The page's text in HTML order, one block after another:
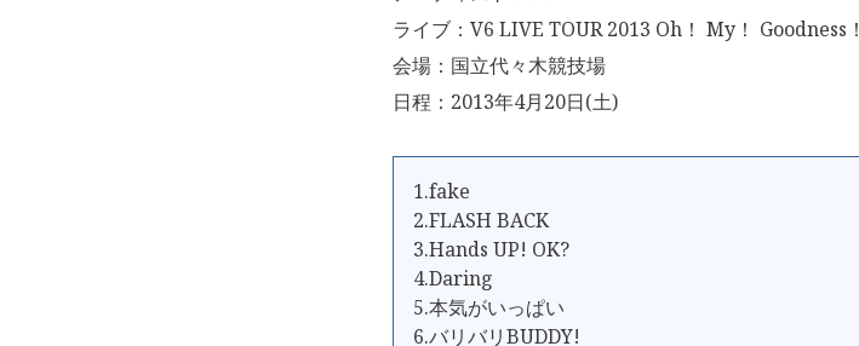
ライブ：V6 LIVE TOUR 2013 Oh！ My！ Goodness！
会場：国立代々木競技場
日程：2013年4月20日(土)
1.fake
2.FLASH BACK
3.Hands UP! OK?
4.Daring
5.本気がいっぱい
6.バリバリBUDDY!